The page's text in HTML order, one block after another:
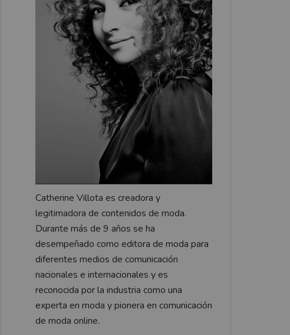
Catherine Villota es creadora y
legitimadora de contenidos de moda.
Durante más de 9 años se ha
desempeñado como editora de moda para
diferentes medios de comunicación
nacionales e internacionales y es
reconocida por la industria como una
experta en moda y pionera en comunicación
de moda online.